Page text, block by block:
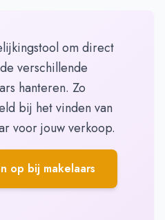
om direct
verschillende
hanteren. Zo
bij het vinden van
voor jouw verkoop.
op bij makelaars